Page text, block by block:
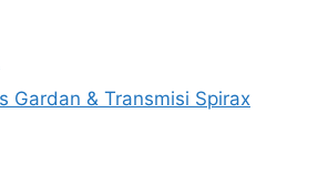
Gardan & Transmisi Spirax